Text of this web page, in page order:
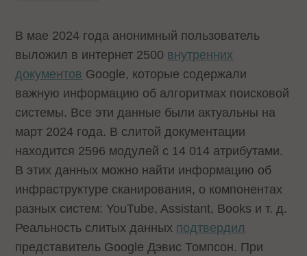
В мае 2024 года анонимный пользователь
выложил в интернет 2500 внутренних
документов Google, которые содержали
важную информацию об алгоритмах поисковой
системы. Все эти данные были актуальны на
март 2024 года. В слитой документации
находится 2596 модулей с 14 014 атрибутами.
В этих данных можно найти информацию об
инфраструктуре сканирования, о компонентах
разных систем: YouTube, Assistant, Books и т. д.
Реальность слитых данных подтвердил
представитель Google Дэвис Томпсон. При